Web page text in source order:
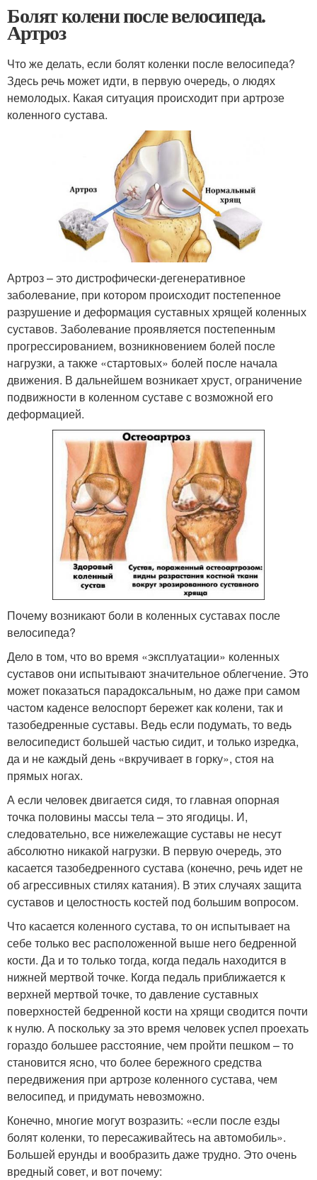
Болят колени после велосипеда.
Артроз
Что же делать, если болят коленки после велосипеда?
Здесь речь может идти, в первую очередь, о людях
немолодых. Какая ситуация происходит при артрозе
коленного сустава.
Артроз – это дистрофически-дегенеративное
заболевание, при котором происходит постепенное
разрушение и деформация суставных хрящей коленных
суставов. Заболевание проявляется постепенным
прогрессированием, возникновением болей после
нагрузки, а также «стартовых» болей после начала
движения. В дальнейшем возникает хруст, ограничение
подвижности в коленном суставе с возможной его
деформацией.
Почему возникают боли в коленных суставах после
велосипеда?
Дело в том, что во время «эксплуатации» коленных
суставов они испытывают значительное облегчение. Это
может показаться парадоксальным, но даже при самом
частом каденсе велоспорт бережет как колени, так и
тазобедренные суставы. Ведь если подумать, то ведь
велосипедист большей частью сидит, и только изредка,
да и не каждый день «вкручивает в горку», стоя на
прямых ногах.
А если человек двигается сидя, то главная опорная
точка половины массы тела – это ягодицы. И,
следовательно, все нижележащие суставы не несут
абсолютно никакой нагрузки. В первую очередь, это
касается тазобедренного сустава (конечно, речь идет не
об агрессивных стилях катания). В этих случаях защита
суставов и целостность костей под большим вопросом.
Что касается коленного сустава, то он испытывает на
себе только вес расположенной выше него бедренной
кости. Да и то только тогда, когда педаль находится в
нижней мертвой точке. Когда педаль приближается к
верхней мертвой точке, то давление суставных
поверхностей бедренной кости на хрящи сводится почти
к нулю. А поскольку за это время человек успел проехать
гораздо большее расстояние, чем пройти пешком – то
становится ясно, что более бережного средства
передвижения при артрозе коленного сустава, чем
велосипед, и придумать невозможно.
Конечно, многие могут возразить: «если после езды
болят коленки, то пересаживайтесь на автомобиль».
Большей ерунды и вообразить даже трудно. Это очень
вредный совет, и вот почему: